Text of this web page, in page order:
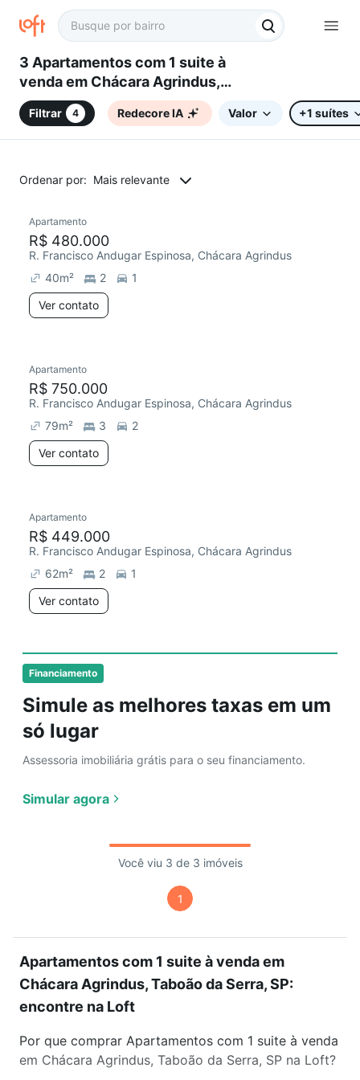
3 Apartamentos com 1 suite à
venda em Chácara Agrindus,
Taboão da Serra, SP
Filtrar 4 Redecore IA Valor +1 suítes
Ordenar por: Mais relevante
Financiamento
Simule as melhores taxas em um
só lugar
Assessoria imobiliária grátis para o seu financiamento.
Simular agora
Redecorar
Apartamento
R$ 480.000
R. Francisco Andugar Espinosa, Chácara Agrindus
40m² 2
1
Ver contato
Redecorar
Apartamento
R$ 750.000
R. Francisco Andugar Espinosa, Chácara Agrindus
79m² 3
2
Ver contato
Redecorar
Apartamento
R$ 449.000
R. Francisco Andugar Espinosa, Chácara Agrindus
62m² 2
1
Ver contato
Você viu 3 de 3 imóveis
1
Apartamentos com 1 suite à venda em
Chácara Agrindus, Taboão da Serra, SP:
encontre na Loft
Por que comprar Apartamentos com 1 suite à venda
em Chácara Agrindus, Taboão da Serra, SP na Loft?